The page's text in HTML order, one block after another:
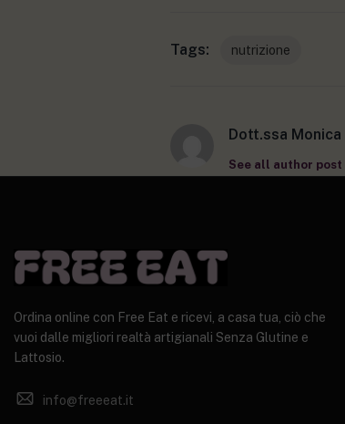
Tags: nutrizione
Dott.ssa
See all author post
Ordina online con Free Eat e ricevi, a casa tua, ciò che
vuoi dalle migliori realtà artigianali Senza Glutine e
Lattosio.
info@freeeat.it